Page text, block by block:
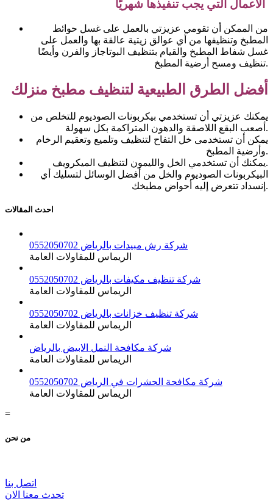
من الممكن أن تقومي عزيزتي بالعمل على غسل حوائط
المطبخ وتنظيفها من أي عوالق زيتية عالقة بها والعمل على
غسل شفاط المطبخ والقيام بتنظيف البوتاجاز والفرن وأيضًا
تنظيف ومسح أرضية المطبخ.
أفضل الطرق الطبيعية لتنظيف مطبخ منزلك
يمكنك عزيزتي أن تستخدمي بيكربونات الصوديوم للتخلص من
أصعب البقع اللاصقة والدهون المتراكمة بكل سهولة.
يمكن أن تستخدمى خل التفاح لتنظيف وتلميع وتعقيم الرخام
وأرضية المطبخ.
يمكنك أن تستخدمي الخل والليمون لتنظيف الميكرويف.
البيكربونات الصوديوم والخل من أفضل الوسائل لتسليك أي
إنسداد تتعرض إليه أحواض مطبخك.
احدث المقالات
شركة رش مبيدات بالرياض 0552050702
الريماس للمقاولات العامة
شركة تنظيف مكيفات بالرياض 0552050702
الريماس للمقاولات العامة
شركة تنظيف خزانات بالرياض 0552050702
الريماس للمقاولات العامة
شركة مكافحة النمل الابيض بالرياض
الريماس للمقاولات العامة
شركة مكافحة الحشرات في الرياض 0552050702
الريماس للمقاولات العامة
=
من نحن
اتصل بنا
تحدث معنا الان